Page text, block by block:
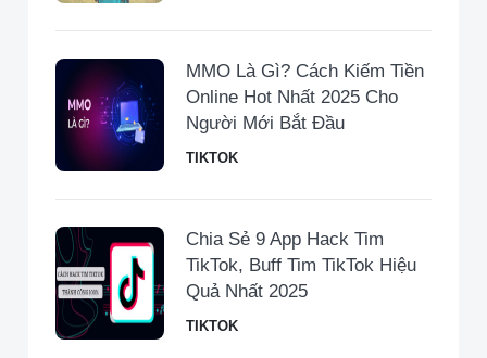
MMO Là Gì? Cách Kiếm Tiền
Online Hot Nhất 2025 Cho
Người Mới Bắt Đầu
TIKTOK
Chia Sẻ 9 App Hack Tim
TikTok, Buff Tim TikTok Hiệu
Quả Nhất 2025
TIKTOK